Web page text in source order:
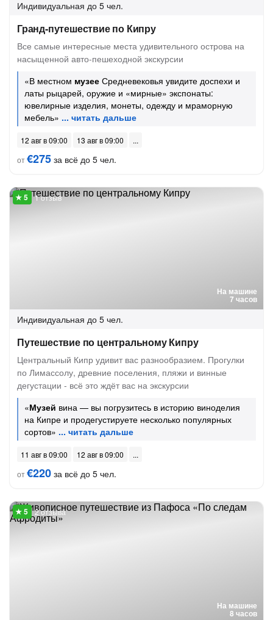
Индивидуальная до 5 чел.
Гранд-путешествие по Кипру
Все самые интересные места удивительного острова на
насыщенной авто-пешеходной экскурсии
«В местном музее Средневековья увидите доспехи и
латы рыцарей, оружие и «мирные» экспонаты:
ювелирные изделия, монеты, одежду и мраморную
мебель»
12 авг в 09:00
13 авг в 09:00
от€275 за всё до 5 чел.
На машине
7 часов
1 отзыв
Индивидуальная до 5 чел.
Путешествие по центральному Кипру
Центральный Кипр удивит вас разнообразием. Прогулки
по Лимассолу, древние поселения, пляжи и винные
дегустации - всё это ждёт вас на экскурсии
«Музей вина — вы погрузитесь в историю виноделия
на Кипре и продегустируете несколько популярных
сортов»
11 авг в 09:00
12 авг в 09:00
от€220 за всё до 5 чел.
На машине
8 часов
2 отзыва